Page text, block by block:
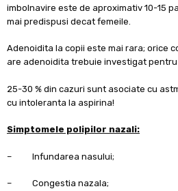
imbolnavire este de aproximativ 10-15
mai predispusi decat femeile.
Adenoidita la copii este mai rara; orice
are adenoidita trebuie investigat pentru
25-30 % din cazuri sunt asociate cu
cu intoleranta la aspirina!
Simptomele polipilor nazali:
– Infundarea nasului;
– Congestia nazala;